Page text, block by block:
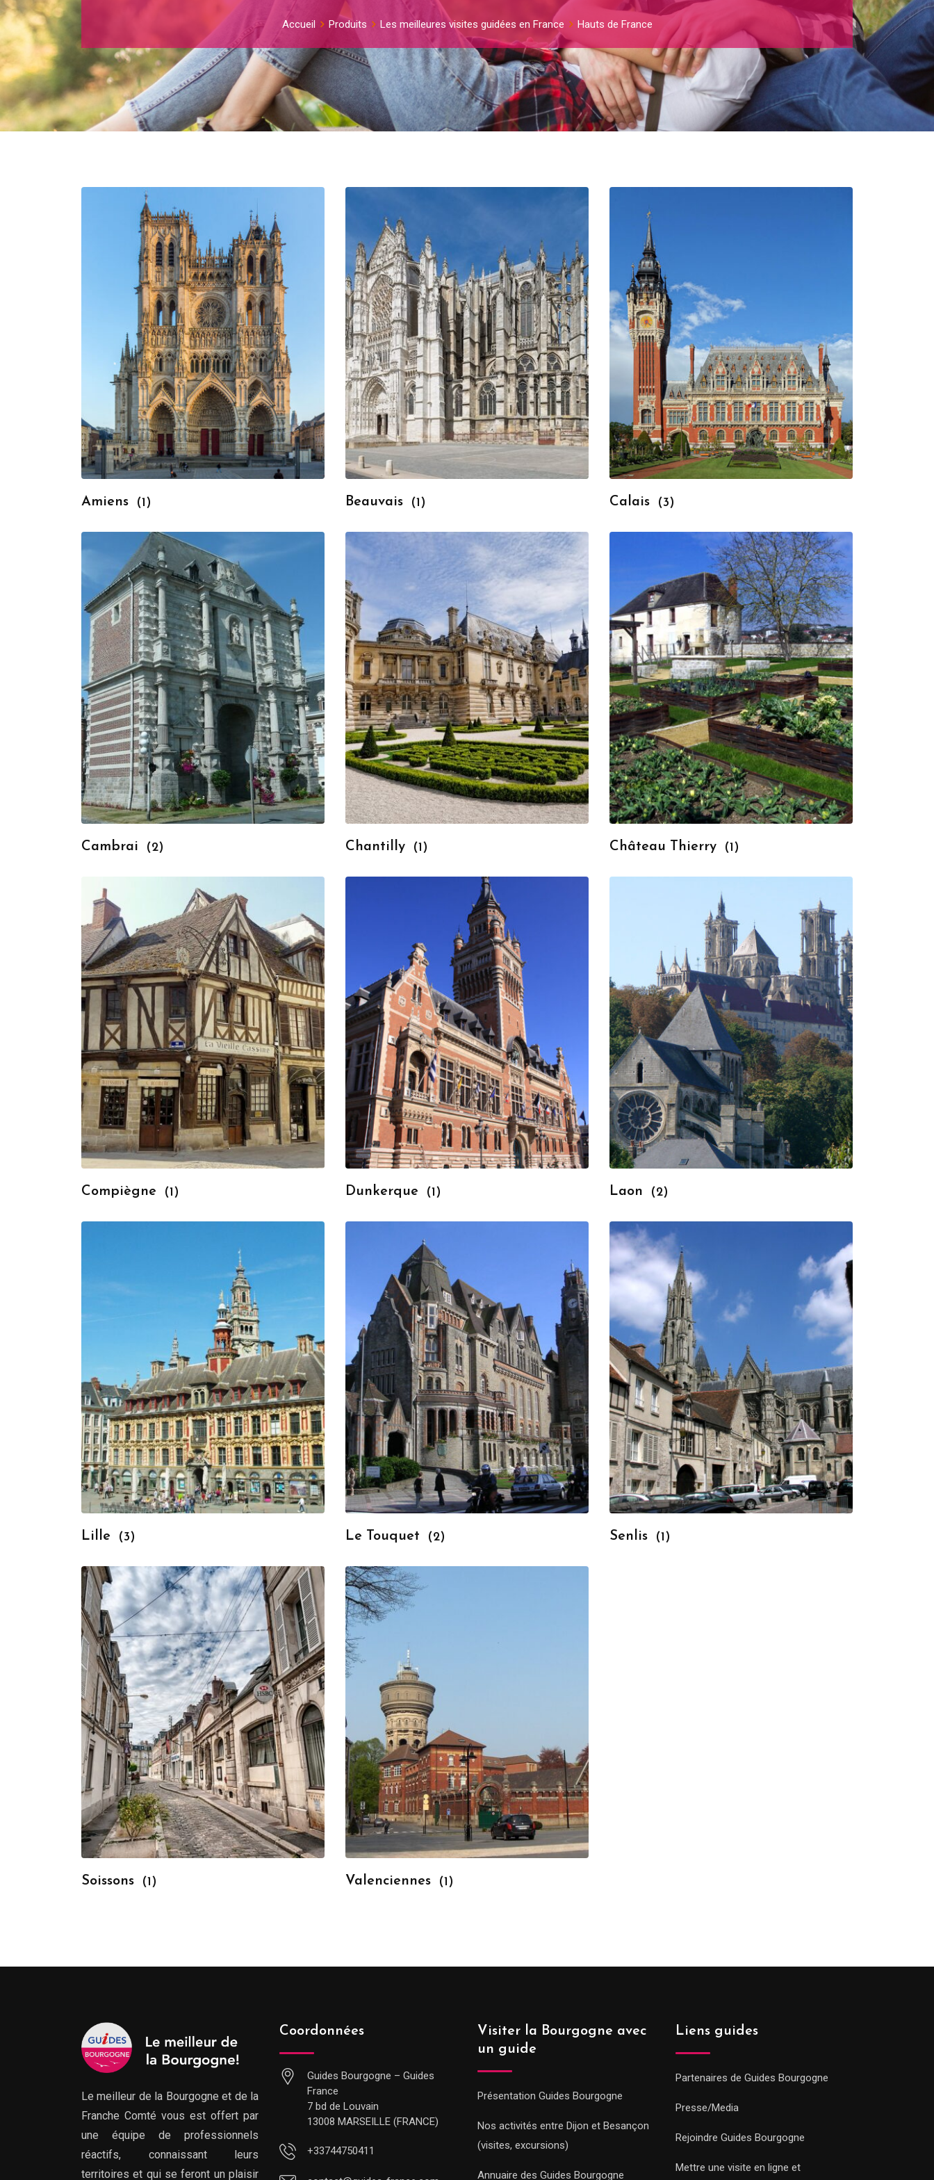
Accueil Produits Les meilleures visites guidées en France Hauts de France
Amiens (1) Beauvais (1) Calais (3)
Cambrai (2) Chantilly (1) Château Thierry (1)
Compiègne (1) Dunkerque (1) Laon (2)
Lille (3) Le Touquet (2) Senlis (1)
Soissons (1) Valenciennes (1)
Le meilleur de la Bourgogne et de la
Franche Comté vous est offert par
une équipe de professionnels
réactifs, connaissant leurs
territoires et qui se feront un plaisir
Coordonnées
Guides Bourgogne – Guides
France
7 bd de Louvain
13008 MARSEILLE (FRANCE)
+33744750411
Visiter la Bourgogne avec
un guide
Présentation Guides Bourgogne
Nos activités entre Dijon et Besançon
(visites, excursions)
Annuaire des Guides Bourgogne
Liens guides
Partenaires de Guides Bourgogne
Presse/Media
Rejoindre Guides Bourgogne
Mettre une visite en ligne et